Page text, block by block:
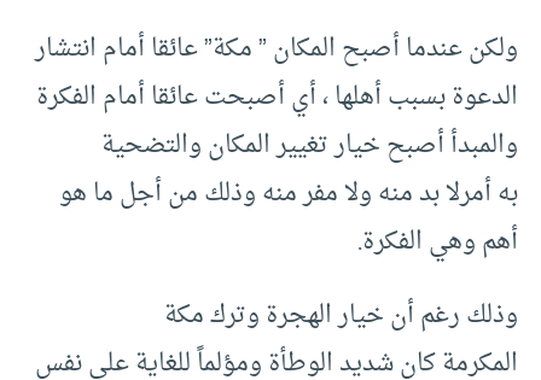
ولكن عندما أصبح المكان ” مكة” عائقا أمام انتشار
الدعوة بسبب أهلها ، أي أصبحت عائقا أمام الفكرة
والمبدأ أصبح خيار تغيير المكان والتضحية
به أمرلا بد منه ولا مفر منه وذلك من أجل ما هو
أهم وهي الفكرة.
وذلك رغم أن خيار الهجرة وترك مكة
المكرمة كان شديد الوطأة ومؤلماً للغاية على نفس